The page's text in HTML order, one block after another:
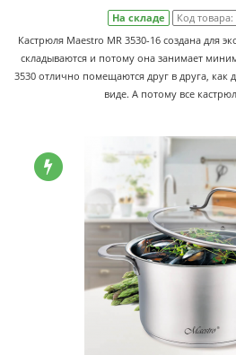
На складе Код товара:
Кастрюля Maestro MR 3530-16 создана для
складываются и потому она занимает
3530 отлично помещаются друг в друга, как
виде. А потому все